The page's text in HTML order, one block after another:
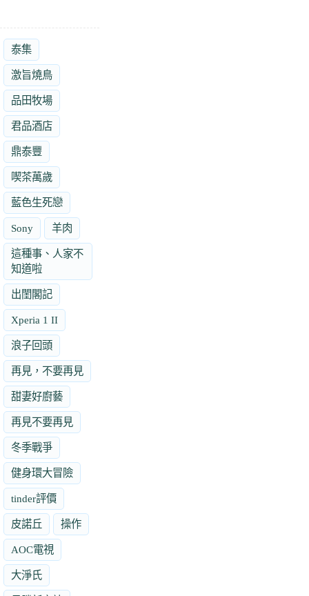
泰集
激旨燒鳥
品田牧場
君品酒店
鼎泰豐
喫茶萬歲
藍色生死戀
Sony 羊肉
這種事、人家不
知道啦
出閨閣記
Xperia 1 II
浪子回頭
再見，不要再見
甜妻好廚藝
再見不要再見
冬季戰爭
健身環大冒險
tinder評價
皮諾丘 操作
AOC電視
大淨氏